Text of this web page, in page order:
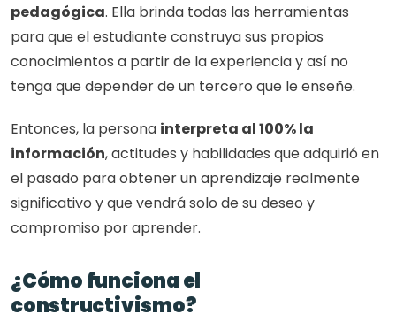
pedagógica. Ella brinda todas las herramientas
para que el estudiante construya sus propios
conocimientos a partir de la experiencia y así no
tenga que depender de un tercero que le enseñe.
Entonces, la persona interpreta al 100% la
información, actitudes y habilidades que adquirió en
el pasado para obtener un aprendizaje realmente
significativo y que vendrá solo de su deseo y
compromiso por aprender.
¿Cómo funciona el
constructivismo?